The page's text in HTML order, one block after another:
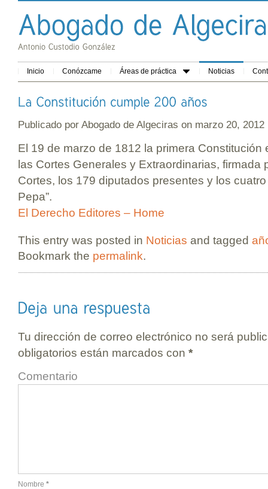
Inicio Conózcame Áreas de práctica Noticias
Publicado por Abogado de Algeciras on marzo 20,
El 19 de marzo de 1812 la primera Constitución
las Cortes Generales y Extraordinarias, firmada
Cortes, los 179 diputados presentes y los
Pepa”.
El Derecho Editores – Home
This entry was posted in Noticias and tagged
Bookmark the permalink.
Tu dirección de correo electrónico no será
obligatorios están marcados con *
Comentario
Nombre *